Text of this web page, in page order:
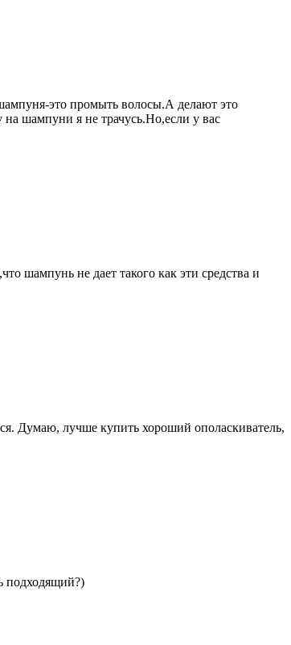
это промыть волосы.А делают это
шампуни я не трачусь.Но,если у вас
шампунь не дает такого как эти средства и
Думаю, лучше купить хороший ополаскиватель,
подходящий?)